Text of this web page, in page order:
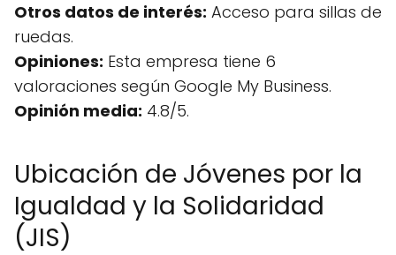
Otros datos de interés: Acceso para sillas de
ruedas.
Opiniones: Esta empresa tiene 6
valoraciones según Google My Business.
Opinión media: 4.8/5.
Ubicación de Jóvenes por la
Igualdad y la Solidaridad
(JIS)